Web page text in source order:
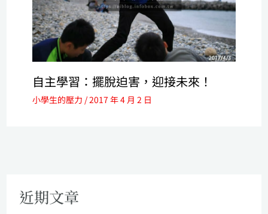
自主學習：擺脫迫害，迎接未來！
小學生的壓力 /2017 年 4 月 2 日
近期文章